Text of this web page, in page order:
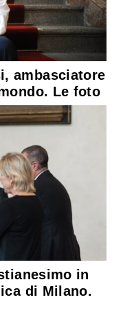
ambasciatore
Le foto
in
di Milano.